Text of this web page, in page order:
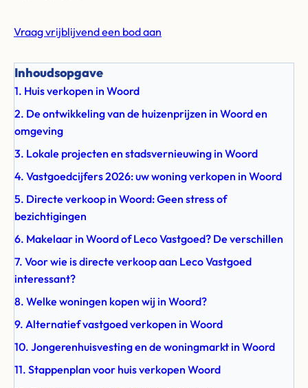
Vraag vrijblijvend een bod aan
Inhoudsopgave
1. Huis verkopen in Woord
2. De ontwikkeling van de huizenprijzen in Woord en
omgeving
3. Lokale projecten en stadsvernieuwing in Woord
4. Vastgoedcijfers 2026: uw woning verkopen in Woord
5. Directe verkoop in Woord: Geen stress of
bezichtigingen
6. Makelaar in Woord of Leco Vastgoed? De verschillen
7. Voor wie is directe verkoop aan Leco Vastgoed
interessant?
8. Welke woningen kopen wij in Woord?
9. Alternatief vastgoed verkopen in Woord
10. Jongerenhuisvesting en de woningmarkt in Woord
11. Stappenplan voor huis verkopen Woord